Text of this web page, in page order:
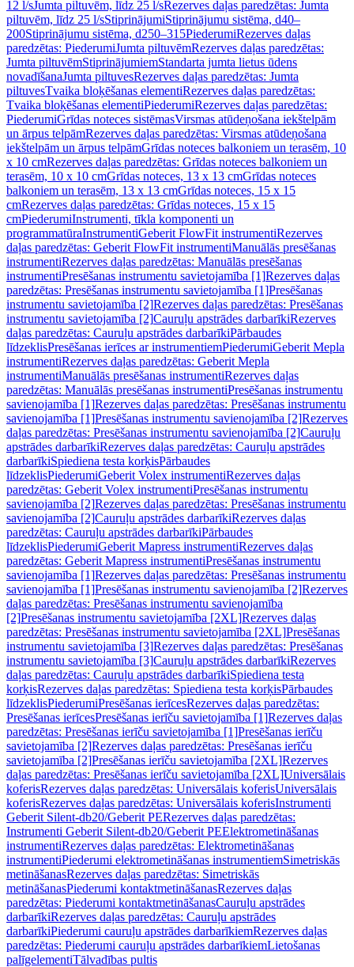
12 l/sJumta piltuvēm, līdz 25 l/sRezerves daļas paredzētas: Jumta
piltuvēm, līdz 25 l/sStiprinājumiStiprinājumu sistēma, d40–
200Stiprinājumu sistēma, d250–315PiederumiRezerves daļas
paredzētas: PiederumiJumta piltuvēmRezerves daļas paredzētas:
Jumta piltuvēmStiprinājumiemStandarta jumta lietus ūdens
novadīšanaJumta piltuvesRezerves daļas paredzētas: Jumta
piltuvesTvaika bloķēšanas elementiRezerves daļas paredzētas:
Tvaika bloķēšanas elementiPiederumiRezerves daļas paredzētas:
PiederumiGrīdas noteces sistēmasVirsmas atūdeņošana iekštelpām
un ārpus telpāmRezerves daļas paredzētas: Virsmas atūdeņošana
iekštelpām un ārpus telpāmGrīdas noteces balkoniem un terasēm, 10
x 10 cmRezerves daļas paredzētas: Grīdas noteces balkoniem un
terasēm, 10 x 10 cmGrīdas noteces, 13 x 13 cmGrīdas noteces
balkoniem un terasēm, 13 x 13 cmGrīdas noteces, 15 x 15
cmRezerves daļas paredzētas: Grīdas noteces, 15 x 15
cmPiederumiInstrumenti, tīkla komponenti un
programmatūraInstrumentiGeberit FlowFit instrumentiRezerves
daļas paredzētas: Geberit FlowFit instrumentiManuālās presēšanas
instrumentiRezerves daļas paredzētas: Manuālās presēšanas
instrumentiPresēšanas instrumentu savietojamība [1]Rezerves daļas
paredzētas: Presēšanas instrumentu savietojamība [1]Presēšanas
instrumentu savietojamība [2]Rezerves daļas paredzētas: Presēšanas
instrumentu savietojamība [2]Cauruļu apstrādes darbarīkiRezerves
daļas paredzētas: Cauruļu apstrādes darbarīkiPārbaudes
līdzeklisPresēšanas ierīces ar instrumentiemPiederumiGeberit Mepla
instrumentiRezerves daļas paredzētas: Geberit Mepla
instrumentiManuālās presēšanas instrumentiRezerves daļas
paredzētas: Manuālās presēšanas instrumentiPresēšanas instrumentu
savienojamība [1]Rezerves daļas paredzētas: Presēšanas instrumentu
savienojamība [1]Presēšanas instrumentu savienojamība [2]Rezerves
daļas paredzētas: Presēšanas instrumentu savienojamība [2]Cauruļu
apstrādes darbarīkiRezerves daļas paredzētas: Cauruļu apstrādes
darbarīkiSpiediena testa korķisPārbaudes
līdzeklisPiederumiGeberit Volex instrumentiRezerves daļas
paredzētas: Geberit Volex instrumentiPresēšanas instrumentu
savienojamība [2]Rezerves daļas paredzētas: Presēšanas instrumentu
savienojamība [2]Cauruļu apstrādes darbarīkiRezerves daļas
paredzētas: Cauruļu apstrādes darbarīkiPārbaudes
līdzeklisPiederumiGeberit Mapress instrumentiRezerves daļas
paredzētas: Geberit Mapress instrumentiPresēšanas instrumentu
savienojamība [1]Rezerves daļas paredzētas: Presēšanas instrumentu
savienojamība [1]Presēšanas instrumentu savienojamība [2]Rezerves
daļas paredzētas: Presēšanas instrumentu savienojamība
[2]Presēšanas instrumentu savietojamība [2XL]Rezerves daļas
paredzētas: Presēšanas instrumentu savietojamība [2XL]Presēšanas
instrumentu savietojamība [3]Rezerves daļas paredzētas: Presēšanas
instrumentu savietojamība [3]Cauruļu apstrādes darbarīkiRezerves
daļas paredzētas: Cauruļu apstrādes darbarīkiSpiediena testa
korķisRezerves daļas paredzētas: Spiediena testa korķisPārbaudes
līdzeklisPiederumiPresēšanas ierīcesRezerves daļas paredzētas:
Presēšanas ierīcesPresēšanas ierīču savietojamība [1]Rezerves daļas
paredzētas: Presēšanas ierīču savietojamība [1]Presēšanas ierīču
savietojamība [2]Rezerves daļas paredzētas: Presēšanas ierīču
savietojamība [2]Presēšanas ierīču savietojamība [2XL]Rezerves
daļas paredzētas: Presēšanas ierīču savietojamība [2XL]Universālais
koferisRezerves daļas paredzētas: Universālais koferisUniversālais
koferisRezerves daļas paredzētas: Universālais koferisInstrumenti
Geberit Silent-db20/Geberit PERezerves daļas paredzētas:
Instrumenti Geberit Silent-db20/Geberit PEElektrometināšanas
instrumentiRezerves daļas paredzētas: Elektrometināšanas
instrumentiPiederumi elektrometināšanas instrumentiemSimetriskās
metināšanasRezerves daļas paredzētas: Simetriskās
metināšanasPiederumi kontaktmetināšanasRezerves daļas
paredzētas: Piederumi kontaktmetināšanasCauruļu apstrādes
darbarīkiRezerves daļas paredzētas: Cauruļu apstrādes
darbarīkiPiederumi cauruļu apstrādes darbarīkiemRezerves daļas
paredzētas: Piederumi cauruļu apstrādes darbarīkiemLietošanas
palīgelementiTālvadības pultis